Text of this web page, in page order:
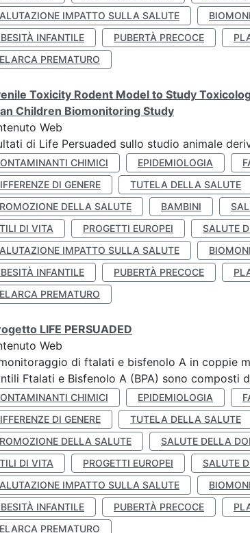
IMPATTO SULLA SALUTE
INFANTILE
PUBERTÀ PRECOCE
PREMATURO
Toxicity Rodent Model to Study
Children Biomonitoring Study
Web
di Life Persuaded sullo studio animale
CHIMICI EPIDEMIOLOGIA
DI GENERE
TUTELA DELLA SALUTE
DELLA SALUTE
BAMBINI
DI VITA
PROGETTI EUROPEI SALUTE
IMPATTO SULLA SALUTE
INFANTILE
PUBERTÀ PRECOCE
PREMATURO
LIFE PERSUADED
Web
di ftalati e bisfenolo A in coppie
Ftalati e Bisfenolo A (BPA) sono composti
CHIMICI EPIDEMIOLOGIA
DI GENERE
TUTELA DELLA SALUTE
DELLA SALUTE
SALUTE DELLA
DI VITA
PROGETTI EUROPEI SALUTE
IMPATTO SULLA SALUTE
INFANTILE
PUBERTÀ PRECOCE
PREMATURO